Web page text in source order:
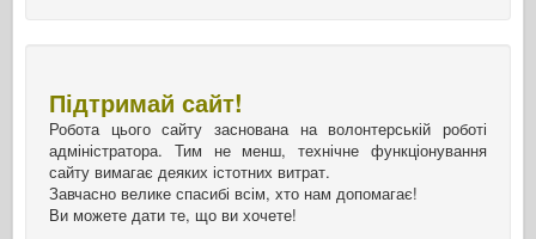
Підтримай сайт!
Робота цього сайту заснована на волонтерській роботі
адміністратора. Тим не менш, технічне функціонування
сайту вимагає деяких істотних витрат.
Завчасно велике спасибі всім, хто нам допомагає!
Ви можете дати те, що ви хочете!